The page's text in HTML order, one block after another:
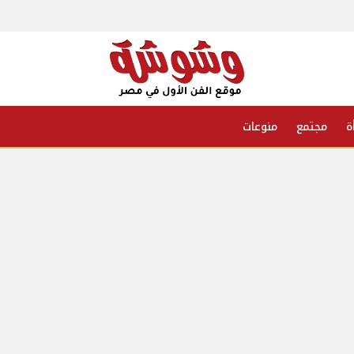
مجتمع منوعات